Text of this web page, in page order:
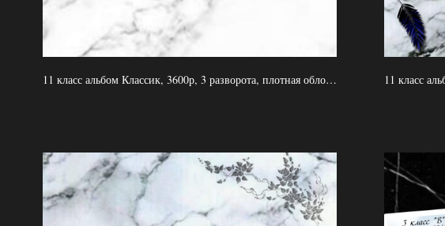
11 класс альбом Классик, 3600р, 3 разворота, плотная обложка, плотные страницы, 2 выезда